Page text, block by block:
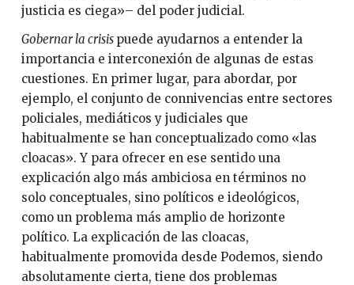
justicia es ciega»– del poder judicial.
Gobernar la crisis puede ayudarnos a entender la
importancia e interconexión de algunas de estas
cuestiones. En primer lugar, para abordar, por
ejemplo, el conjunto de connivencias entre sectores
policiales, mediáticos y judiciales que
habitualmente se han conceptualizado como «las
cloacas». Y para ofrecer en ese sentido una
explicación algo más ambiciosa en términos no
solo conceptuales, sino políticos e ideológicos,
como un problema más amplio de horizonte
político. La explicación de las cloacas,
habitualmente promovida desde Podemos, siendo
absolutamente cierta, tiene dos problemas